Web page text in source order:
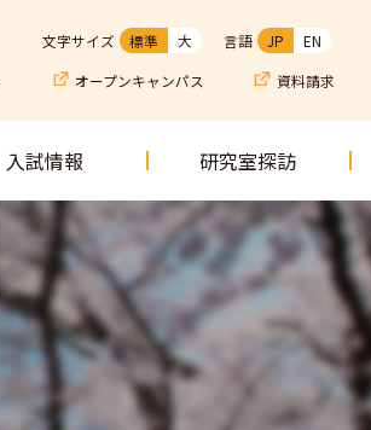
文字サイズ 標準 大 言語 JP
EN
オープンキャンパス 資料請求
入試情報 研究室探訪